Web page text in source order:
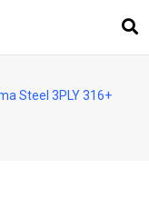
Steel 3PLY 316+